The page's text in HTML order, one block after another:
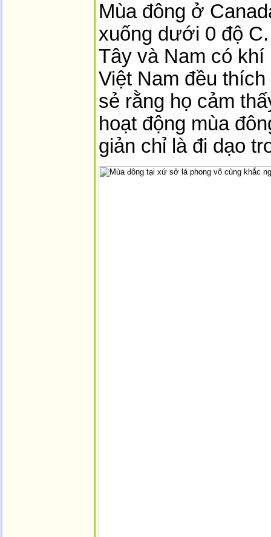
Mùa đông ở
xuống dưới 0 độ
Tây và Nam có
Việt Nam đều
sẻ rằng họ cảm
hoạt động mùa
giản chỉ là đi dạo